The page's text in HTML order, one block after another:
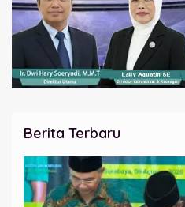
Berita Terbaru